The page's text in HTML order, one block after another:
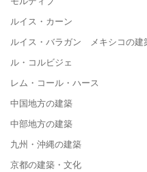
ルイス・カーン
ルイス・バラガン メキシコの建
ル・コルビジェ
レム・コール・ハース
中国地方の建築
中部地方の建築
九州・沖縄の建築
京都の建築・文化